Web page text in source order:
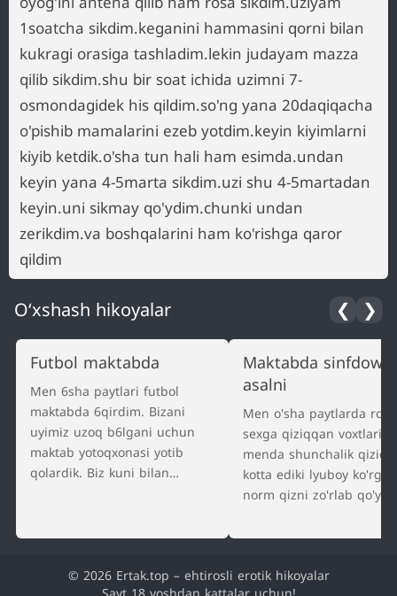
1soatcha sikdim.keganini hammasini qorni bilan
kukragi orasiga tashladim.lekin judayam mazza
qilib sikdim.shu bir soat ichida uzimni 7-
osmondagidek his qildim.so'ng yana 20daqiqacha
o'pishib mamalarini ezeb yotdim.keyin kiyimlarni
kiyib ketdik.o'sha tun hali ham esimda.undan
keyin yana 4-5marta sikdim.uzi shu 4-5martadan
keyin.uni sikmay qo'ydim.chunki undan
zerikdim.va boshqalarini ham ko'rishga qaror
qildim
O‘xshash hikoyalar ❮ ❯
Futbol maktabda
Men 6sha paytlari futbol
maktabda 6qirdim. Bizani
uyimiz uzoq b6lgani uchun
maktab yotoqxonasi yotib
qolardik. Biz kuni bilan
Maktabda sinfdowm
asalni
Men o'sha paytlarda rosa
sexga qiziqqan
menda shunchalik
kotta ediki lyuboy ko'rgan
norm qizni zo'rlab
uncha xushim yo'q edi
© 2026 Ertak.top – ehtirosli erotik hikoyalar